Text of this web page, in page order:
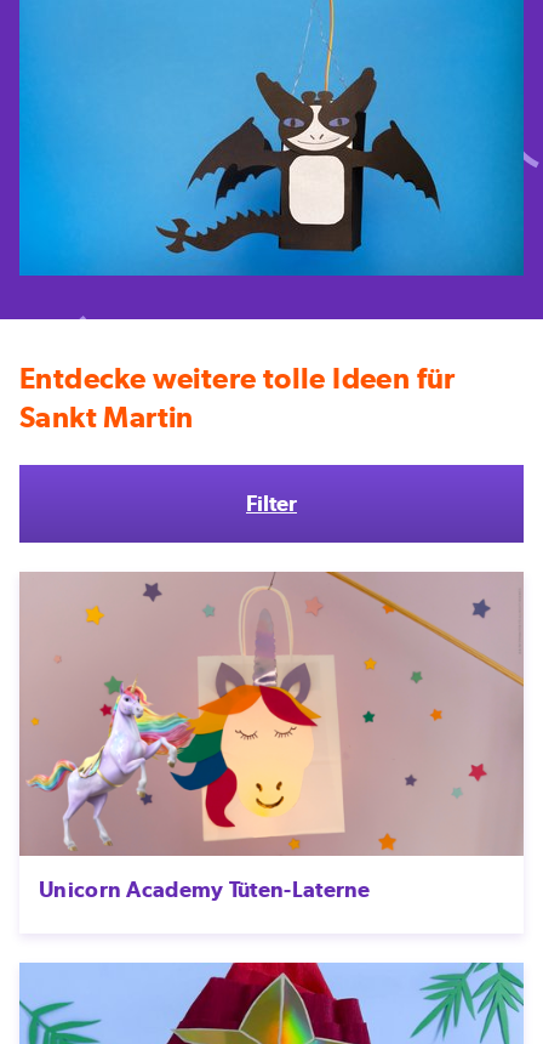
Entdecke weitere tolle Ideen für
Sankt Martin
Filter
Unicorn Academy Tüten-Laterne